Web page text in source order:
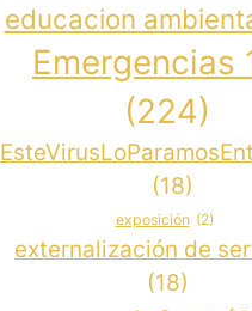
educacion
Emergencias
(224)
(18)
exposición (2)
externalización de
(18)